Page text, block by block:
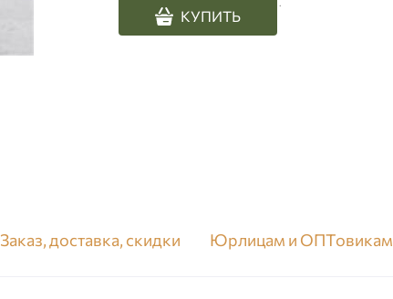
КУПИТЬ
Заказ, доставка, скидки Юрлицам и ОПТовикам